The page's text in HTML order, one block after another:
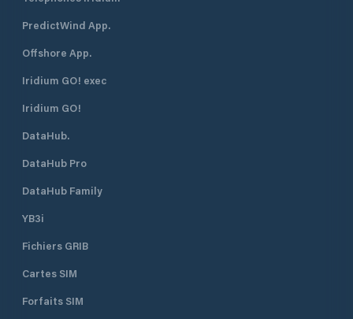
PredictWind App.
Offshore App.
Iridium GO! exec
Iridium GO!
DataHub.
DataHub Pro
DataHub Family
YB3i
Fichiers GRIB
Cartes SIM
Forfaits SIM